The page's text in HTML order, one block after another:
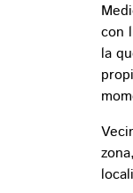
con
la